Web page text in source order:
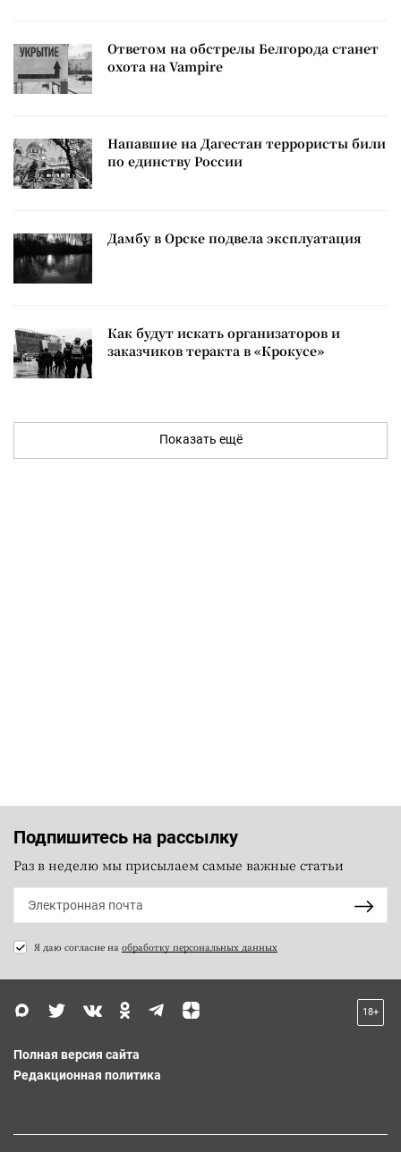
Ответом на обстрелы Белгорода станет
охота на Vampire
Напавшие на Дагестан террористы били
по единству России
Дамбу в Орске подвела эксплуатация
Как будут искать организаторов и
заказчиков теракта в «Крокусе»
Показать ещё
Подпишитесь на рассылку
Раз в неделю мы присылаем самые важные статьи
Я даю согласие на обработку персональных данных
18+
Полная версия сайта
Редакционная политика